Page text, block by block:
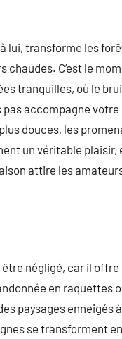
lui, transforme les
chaudes. C’est le
tranquilles, où le
pas accompagne
douces, les
un véritable plaisir,
attire les
être négligé, car il offre
en raquettes
paysages enneigés
se transforment